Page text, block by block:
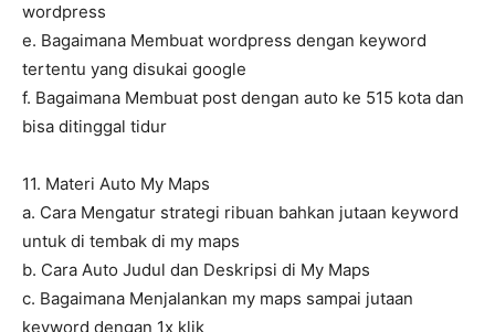
wordpress
e. Bagaimana Membuat wordpress dengan keyword
tertentu yang disukai google
f. Bagaimana Membuat post dengan auto ke 515 kota dan
bisa ditinggal tidur
11. Materi Auto My Maps
a. Cara Mengatur strategi ribuan bahkan jutaan keyword
untuk di tembak di my maps
b. Cara Auto Judul dan Deskripsi di My Maps
c. Bagaimana Menjalankan my maps sampai jutaan
keyword dengan 1x klik